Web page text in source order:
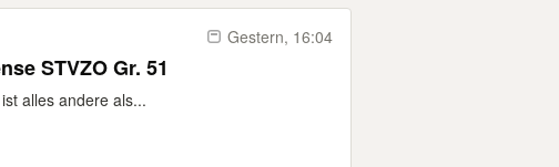
Gestern, 16:04
STVZO Gr. 51
alles andere als...